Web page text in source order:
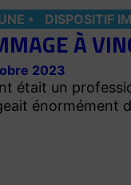
DISPOSITIF
À
2023
était un
énormément